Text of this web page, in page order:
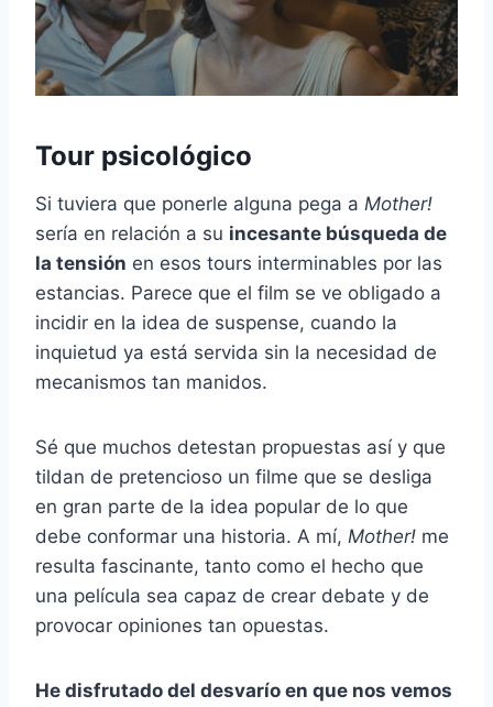
Tour psicológico
Si tuviera que ponerle alguna pega a Mother!
sería en relación a su incesante búsqueda de
la tensión en esos tours interminables por las
estancias. Parece que el film se ve obligado a
incidir en la idea de suspense, cuando la
inquietud ya está servida sin la necesidad de
mecanismos tan manidos.
Sé que muchos detestan propuestas así y que
tildan de pretencioso un filme que se desliga
en gran parte de la idea popular de lo que
debe conformar una historia. A mí, Mother! me
resulta fascinante, tanto como el hecho que
una película sea capaz de crear debate y de
provocar opiniones tan opuestas.
He disfrutado del desvarío en que nos vemos